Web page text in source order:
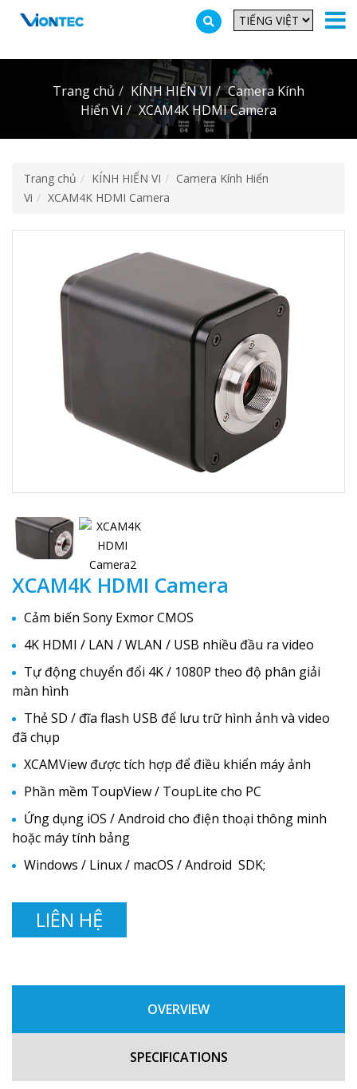
Additionally, paste this code immediately after the opening tag:
Trang chủ KÍNH HIỂN VI
Camera Kính
Hiển Vi
XCAM4K HDMI Camera
Trang chủ KÍNH HIỂN VI
Camera Kính Hiển
Vi
XCAM4K HDMI Camera
XCAM4K HDMI Camera
Cảm biến Sony Exmor CMOS
4K HDMI / LAN / WLAN / USB nhiều đầu ra video
Tự động chuyển đổi 4K / 1080P theo độ phân giải
màn hình
Thẻ SD / đĩa flash USB để lưu trữ hình ảnh và video
đã chụp
XCAMView được tích hợp để điều khiển máy ảnh
Phần mềm ToupView / ToupLite cho PC
Ứng dụng iOS / Android cho điện thoại thông minh
hoặc máy tính bảng
Windows / Linux / macOS / Android SDK;
LIÊN HỆ
OVERVIEW
SPECIFICATIONS